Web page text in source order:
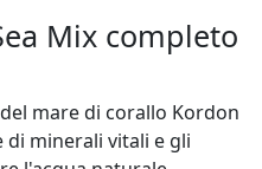
Mix completo
mare di corallo Kordon
minerali vitali e gli